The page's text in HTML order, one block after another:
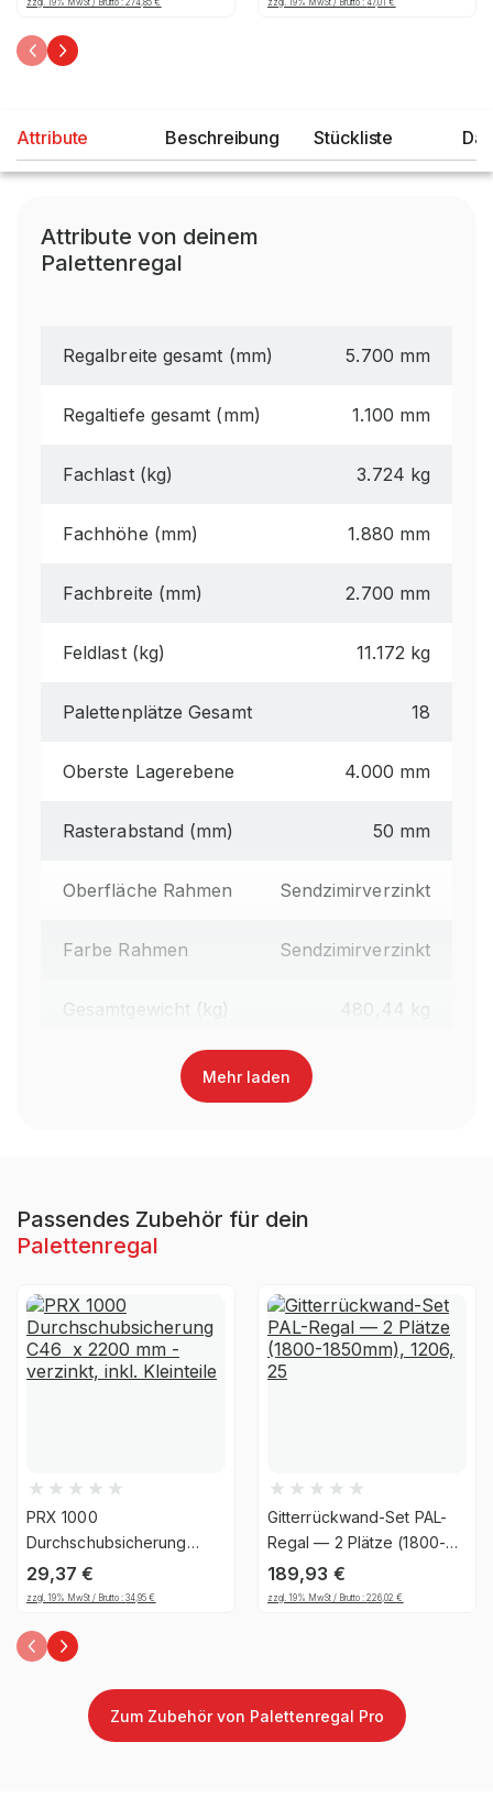
zzgl. 19% MwSt / Brutto :274,85€ zzgl. 19% MwSt / Brutto :47,01€
Attribute Beschreibung Stückliste
Attribute von deinem
Palettenregal
Regalbreite gesamt (mm) 5.700 mm
Regaltiefe gesamt (mm) 1.100 mm
Fachlast (kg) 3.724 kg
Fachhöhe (mm) 1.880 mm
Fachbreite (mm) 2.700 mm
Feldlast (kg) 11.172 kg
Palettenplätze Gesamt 18
Oberste Lagerebene 4.000 mm
Rasterabstand (mm) 50 mm
Oberfläche Rahmen Sendzimirverzinkt
Farbe Rahmen Sendzimirverzinkt
Gesamtgewicht (kg) 480,44 kg
Regalhöhe gesamt (mm)
Farbe Traversen
Material Stahl
UV-
Ja, jedoch nicht für die
Garantiezeit 10 Jahre
Brancheneignung
Handwerk & Werkstatt,
Industrie & Fertigung,
Auto & Garage, E-
Montageart schraubbar
Mehr laden
Passendes Zubehör für dein
Palettenregal
PRX 1000
Durchschubsicherung
C46 x 2200 mm -
verzinkt, inkl. Kleinteile
29,37€
zzgl. 19% MwSt / Brutto :34,95€
Gitterrückwand-Set PAL-
Regal — 2 Plätze (1800-
1850mm), 1206, 25
189,93 €
zzgl. 19% MwSt / Brutto :226,02€
Zum Zubehör von Palettenregal Pro